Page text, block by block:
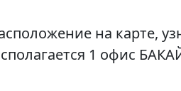
на карте,
1 офис